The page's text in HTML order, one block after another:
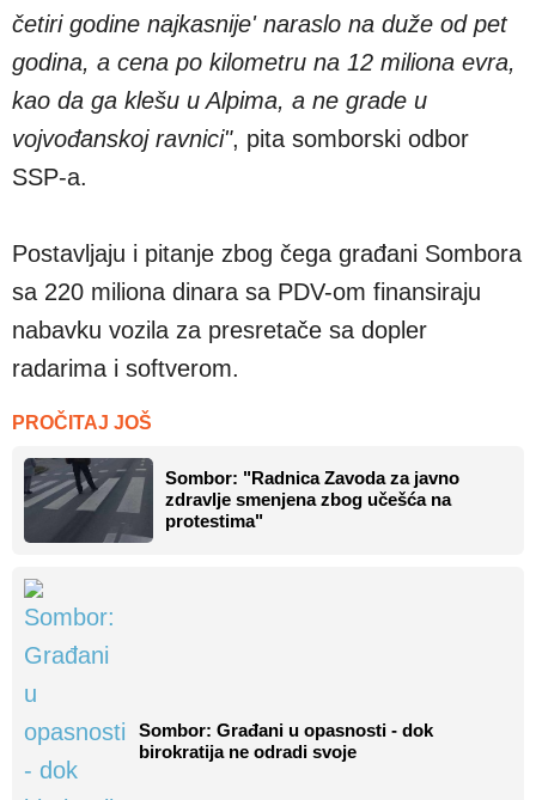
četiri godine najkasnije' naraslo na duže od pet
godina, a cena po kilometru na 12 miliona evra,
kao da ga klešu u Alpima, a ne grade u
vojvođanskoj ravnici", pita somborski odbor
SSP-a.
Postavljaju i pitanje zbog čega građani Sombora
sa 220 miliona dinara sa PDV-om finansiraju
nabavku vozila za presretače sa dopler
radarima i softverom.
PROČITAJ JOŠ
Sombor: "Radnica Zavoda za javno
zdravlje smenjena zbog učešća na
protestima"
Sombor: Građani u opasnosti - dok
birokratija ne odradi svoje